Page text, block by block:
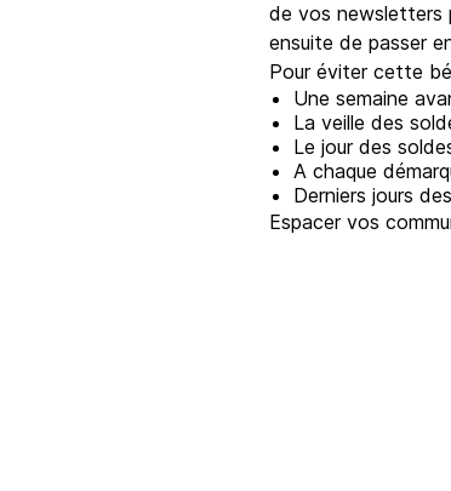
de vos newsletters
ensuite de passer
Pour éviter cette
Une semaine
La veille des
Le jour des
A chaque
Derniers jours
Espacer vos